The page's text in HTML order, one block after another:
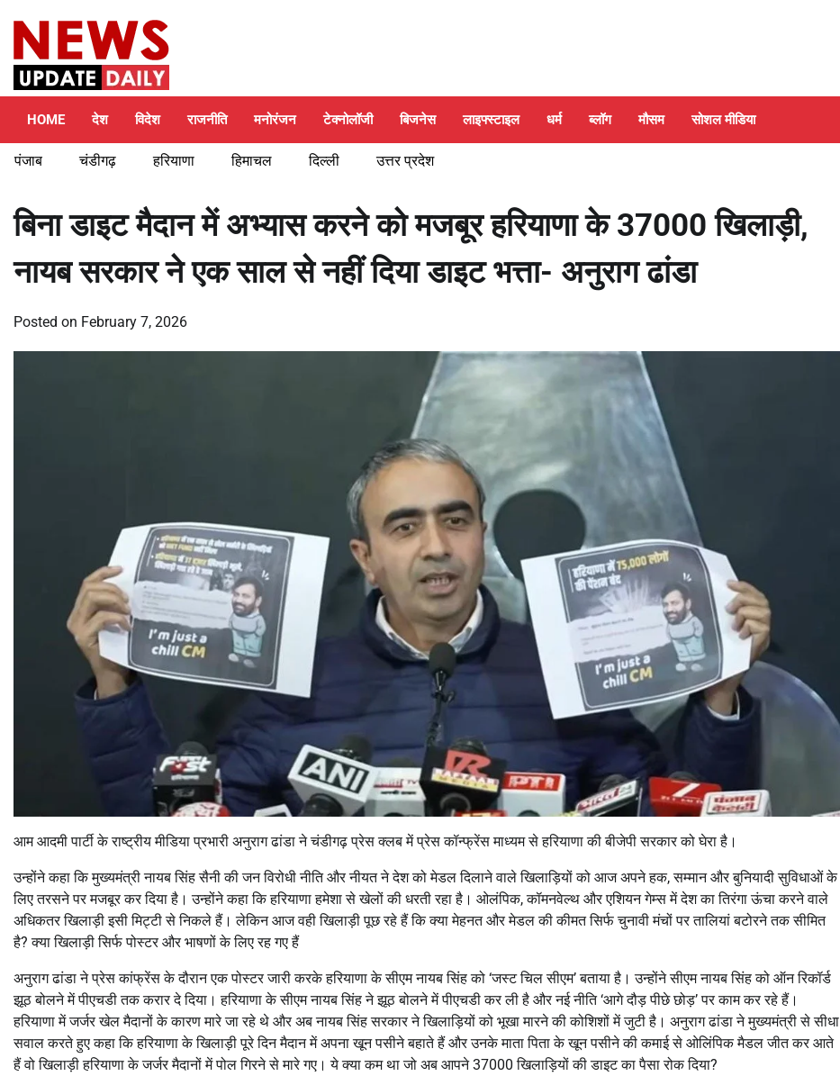
content
HOME देश विदेश राजनीति मनोरंजन टेक्नोलॉजी बिजनेस लाइफ्स्टाइल धर्म ब्लॉग मौसम सोशल मीडिया
पंजाब चंडीगढ़ हरियाणा हिमाचल दिल्ली उत्तर प्रदेश
बिना डाइट मैदान में अभ्यास करने को मजबूर हरियाणा के 37000 खिलाड़ी,
नायब सरकार ने एक साल से नहीं दिया डाइट भत्ता- अनुराग ढांडा
Posted on February 7, 2026
आम आदमी पार्टी के राष्ट्रीय मीडिया प्रभारी अनुराग ढांडा ने चंडीगढ़ प्रेस क्लब में प्रेस कॉन्फ्रेंस माध्यम से हरियाणा की बीजेपी सरकार को घेरा है।
उन्होंने कहा कि मुख्यमंत्री नायब सिंह सैनी की जन विरोधी नीति और नीयत ने देश को मेडल दिलाने वाले खिलाड़ियों को आज अपने हक, सम्मान और बुनियादी सुविधाओं के
लिए तरसने पर मजबूर कर दिया है। उन्होंने कहा कि हरियाणा हमेशा से खेलों की धरती रहा है। ओलंपिक, कॉमनवेल्थ और एशियन गेम्स में देश का तिरंगा ऊंचा करने वाले
अधिकतर खिलाड़ी इसी मिट्टी से निकले हैं। लेकिन आज वही खिलाड़ी पूछ रहे हैं कि क्या मेहनत और मेडल की कीमत सिर्फ चुनावी मंचों पर तालियां बटोरने तक सीमित
है? क्या खिलाड़ी सिर्फ पोस्टर और भाषणों के लिए रह गए हैं
अनुराग ढांडा ने प्रेस कांफ्रेंस के दौरान एक पोस्टर जारी करके हरियाणा के सीएम नायब सिंह को ‘जस्ट चिल सीएम’ बताया है। उन्होंने सीएम नायब सिंह को ऑन रिकॉर्ड
झूठ बोलने में पीएचडी तक करार दे दिया। हरियाणा के सीएम नायब सिंह ने झूठ बोलने में पीएचडी कर ली है और नई नीति ‘आगे दौड़ पीछे छोड़’ पर काम कर रहे हैं।
हरियाणा में जर्जर खेल मैदानों के कारण मारे जा रहे थे और अब नायब सिंह सरकार ने खिलाड़ियों को भूखा मारने की कोशिशों में जुटी है। अनुराग ढांडा ने मुख्यमंत्री से सीधा
सवाल करते हुए कहा कि हरियाणा के खिलाड़ी पूरे दिन मैदान में अपना खून पसीने बहाते हैं और उनके माता पिता के खून पसीने की कमाई से ओलिंपिक मैडल जीत कर आते
हैं वो खिलाड़ी हरियाणा के जर्जर मैदानों में पोल गिरने से मारे गए। ये क्या कम था जो अब आपने 37000 खिलाड़ियों की डाइट का पैसा रोक दिया?